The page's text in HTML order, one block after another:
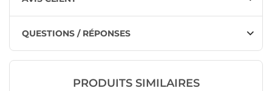
QUESTIONS / RÉPONSES
PRODUITS SIMILAIRES